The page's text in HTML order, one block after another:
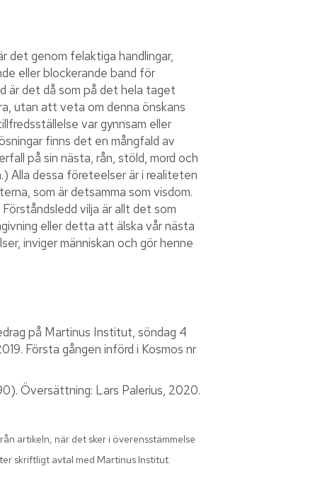
det genom felaktiga handlingar,
eller blockerande band för
är det då som på det hela taget
utan att veta om denna önskans
var gynnsam eller
finns det en mångfald av
på sin nästa, rån, stöld, mord och
Alla dessa företeelser är i realiteten
som är detsamma som visdom.
vilja är allt det som
eller detta att älska vår nästa
inviger människan och gör henne
på Martinus Institut, söndag 4
Första gången införd i Kosmos nr
Översättning: Lars Palerius, 2020.
artikeln, när det sker i överensstämmelse
skriftligt avtal med Martinus Institut.